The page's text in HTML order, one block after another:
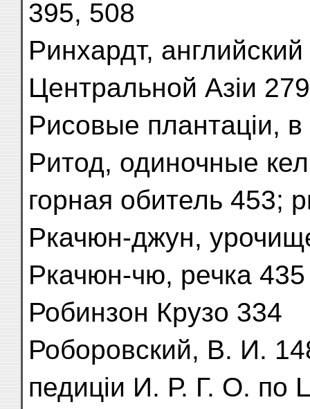
395, 508
Ринхардт,
Центральной Азіи
Рисовые плантаціи,
Ритод, одиночные
горная обитель 453;
Ркачюн-джун,
Ркачюн-чю, речка 435
Робинзон Крузо 334
Роборовский, В. И.
педиціи И. Р. Г. О. по